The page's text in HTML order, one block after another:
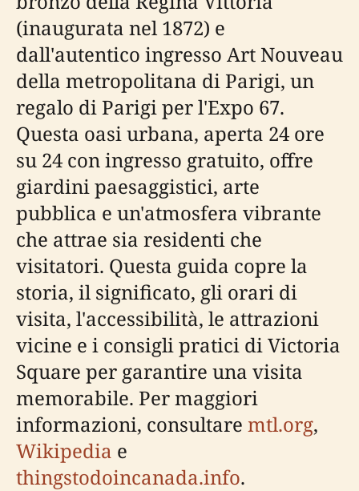
(inaugurata nel 1872) e
dall'autentico ingresso Art Nouveau
della metropolitana di Parigi, un
regalo di Parigi per l'Expo 67.
Questa oasi urbana, aperta 24 ore
su 24 con ingresso gratuito, offre
giardini paesaggistici, arte
pubblica e un'atmosfera vibrante
che attrae sia residenti che
visitatori. Questa guida copre la
storia, il significato, gli orari di
visita, l'accessibilità, le attrazioni
vicine e i consigli pratici di Victoria
Square per garantire una visita
memorabile. Per maggiori
informazioni, consultare mtl.org,
Wikipedia e
thingstodoincanada.info.